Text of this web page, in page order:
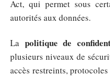
Act, qui permet sous
autorités aux données.
La politique de
plusieurs niveaux de
accès restreints,